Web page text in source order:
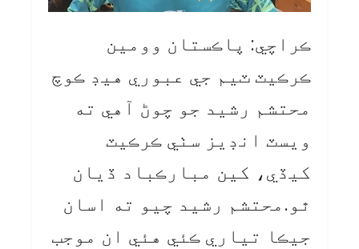
ڪراچي: پاڪستان وومين
ڪرڪيٽ ٽيم جي عبوري هيڊ ڪوچ
محتشم رشيد جو چوڻ آهي ته
ويسٽ انڊيز سٺي ڪرڪيٽ
کيڏي، کين مبارڪباد ڏيان
ٿو.محتشم رشيد چيو ته اسان
جيڪا تياري ڪئي هئي ان موجب